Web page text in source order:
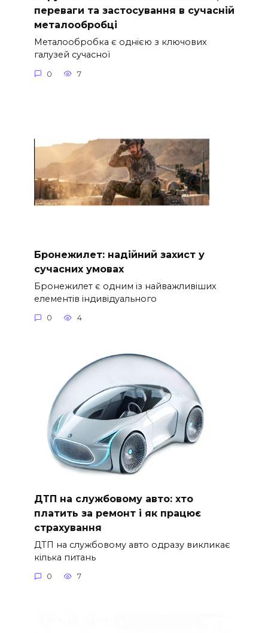
переваги та застосування в сучасній
металообробці
Металообробка є однією з ключових
галузей сучасної
0 7
Бронежилет: надійний захист у
сучасних умовах
Бронежилет є одним із найважливіших
елементів індивідуального
0 4
ДТП на службовому авто: хто
платить за ремонт і як працює
страхування
ДТП на службовому авто одразу викликає
кілька питань
0 7